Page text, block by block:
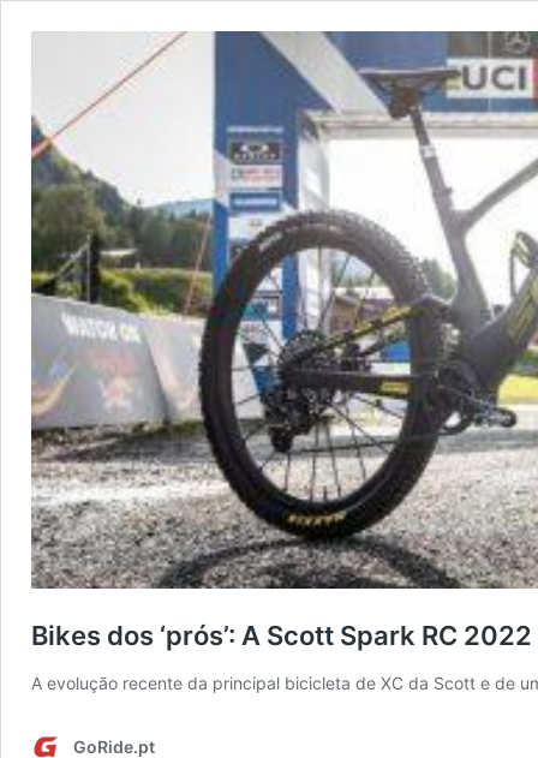
Bikes dos ‘prós’: A Scott Spark RC
A evolução recente da principal bicicleta de XC da Scott e de
GoRide.pt